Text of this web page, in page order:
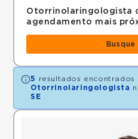
Otorrinolaringologista
agendamento mais
5
resultados encontrados
Otorrinolaringologista
SE